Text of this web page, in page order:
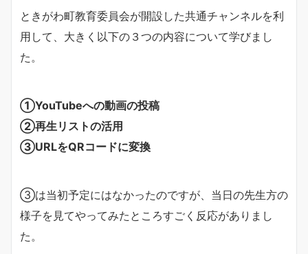
ときがわ町教育委員会が開設した共通チャンネルを利
用して、大きく以下の３つの内容について学びまし
た。
①YouTubeへの動画の投稿
②再生リストの活用
③URLをQRコードに変換
③は当初予定にはなかったのですが、当日の先生方の
様子を見てやってみたところすごく反応がありまし
た。